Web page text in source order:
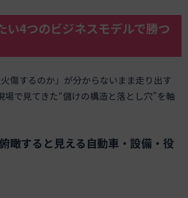
い4つのビジネスモデルで勝つ
傷するのか」が分からないまま走り出す
で見てきた“儲けの構造と落とし穴”を軸
瞰すると見える自動車・設備・役